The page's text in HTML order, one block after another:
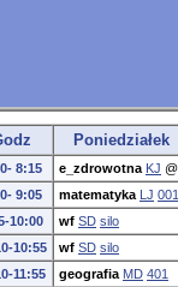
Poniedziałek
8:15 e_zdrowotna KJ @
9:05 matematyka LJ 001
10:00 wf SD silo
10:55 wf SD silo
11:55 geografia MD 401